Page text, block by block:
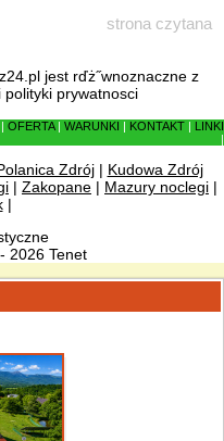
strona czytana
jest rďż˝wnoznaczne z
i polityki prywatnosci
OFERTA| WARUNKI KONTAKT
LINKI
Zdrój| Kudowa Zdrój
| Zakopane | Mazury noclegi |
|
2026 Tenet